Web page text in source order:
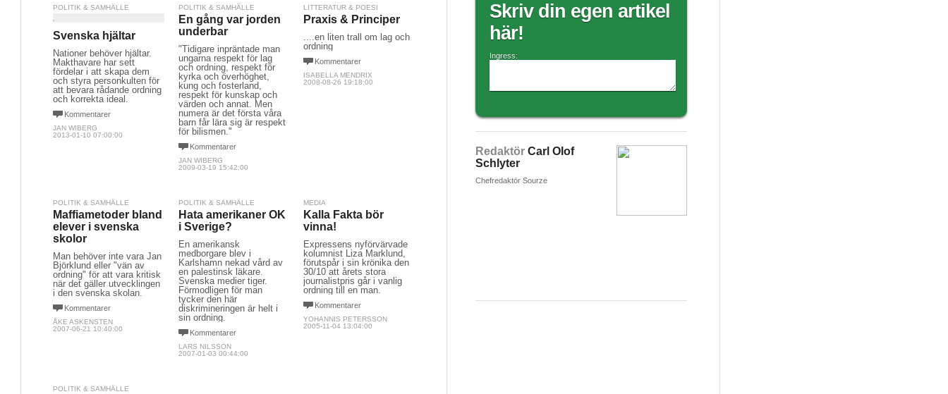
POLITIK & SAMHÄLLE
Svenska hjältar
Nationer behöver hjältar.
Makthavare har sett
fördelar i att skapa dem
och styra personkulten för
att bevara rådande ordning
och korrekta ideal.
Kommentarer
JAN WIBERG
2013-01-10 07:00:00
POLITIK & SAMHÄLLE
En gång var jorden
underbar
"Tidigare inpräntade man
ungarna respekt för lag
och ordning, respekt för
kyrka och överhöghet,
kung och fosterland,
respekt för kunskap och
värden och annat. Men
numera är det första våra
barn får lära sig är respekt
för bilismen."
Kommentarer
JAN WIBERG
2009-03-19 15:42:00
LITTERATUR & POESI
Praxis & Principer
....en liten trall om lag och
ordning
Kommentarer
ISABELLA MENDRIX
2008-08-26 19:18:00
POLITIK & SAMHÄLLE
Maffiametoder bland
elever i svenska
skolor
Man behöver inte vara Jan
Björklund eller "vän av
ordning" för att vara kritisk
när det gäller utvecklingen
i den svenska skolan.
Kommentarer
ÅKE ASKENSTEN
2007-06-21 10:40:00
POLITIK & SAMHÄLLE
Hata amerikaner OK
i Sverige?
En amerikansk
medborgare blev i
Karlshamn nekad vård av
en palestinsk läkare.
Svenska medier tiger.
Förmodligen för man
tycker den här
diskrimineringen är helt i
sin ordning.
Kommentarer
LARS NILSSON
2007-01-03 00:44:00
MEDIA
Kalla Fakta bör
vinna!
Expressens nyförvärvade
kolumnist Liza Marklund,
förutspår i sin krönika den
30/10 att årets stora
journalistpris går i vanlig
ordning till en man.
Kommentarer
YOHANNIS PETERSSON
2005-11-04 13:04:00
POLITIK & SAMHÄLLE
Skriv din egen artikel
här!
Ingress:
Redaktör Carl Olof
Schlyter
Chefredaktör Sourze